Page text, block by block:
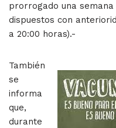
prorrogado una
dispuestos con
a 20:00 horas).-
También
se
informa
que,
durante